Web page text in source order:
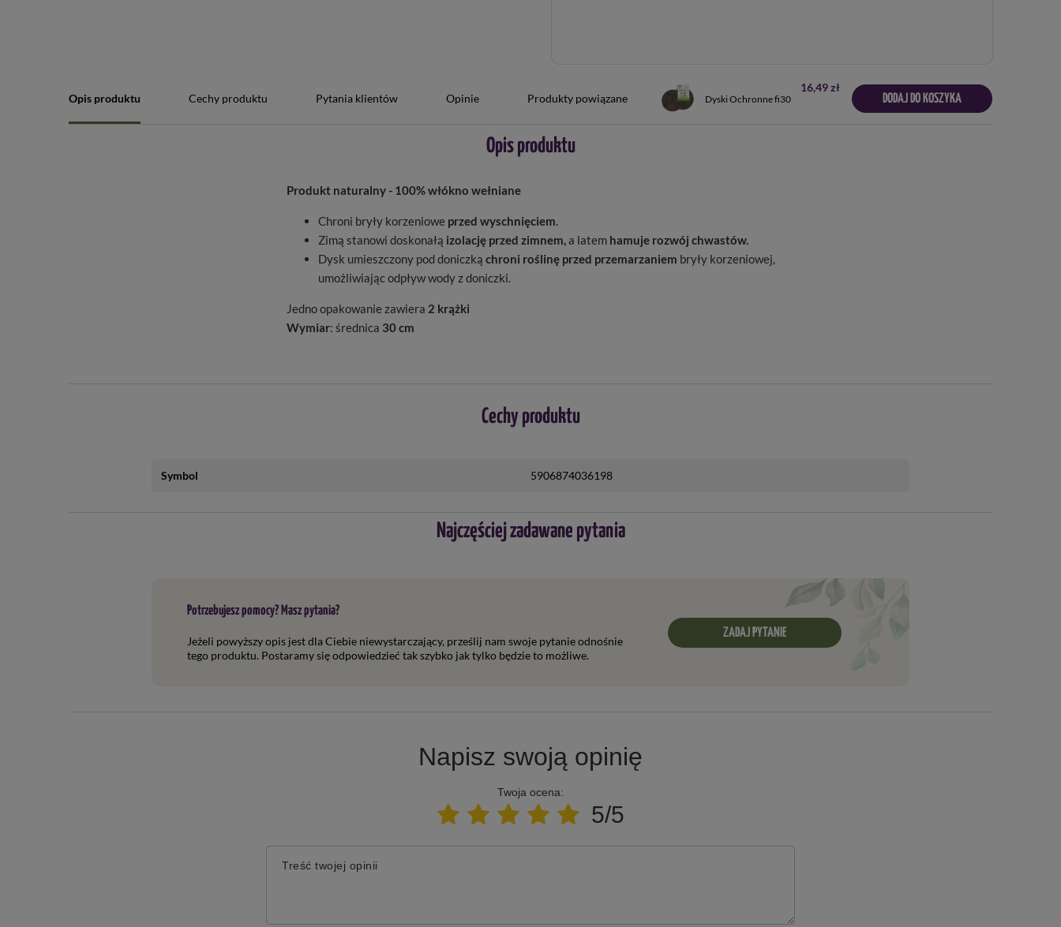
Opis produktu Cechy produktu Pytania klientów Opinie Produkty powiązane Dyski Ochronne fi30
16,49 zł
DODAJ DO KOSZYKA
Opis produktu
Produkt naturalny - 100% włókno wełniane
Chroni bryły korzeniowe przed wyschnięciem.
Zimą stanowi doskonałą izolację przed zimnem,a latem hamuje rozwój chwastów.
Dysk umieszczony pod doniczką chroni roślinę przed przemarzaniem bryły korzeniowej,
umożliwiając odpływ wody z doniczki.
Jedno opakowanie zawiera 2 krążki
Wymiar: średnica 30 cm
Cechy produktu
Symbol 5906874036198
Najczęściej zadawane pytania
Potrzebujesz pomocy? Masz pytania?
Jeżeli powyższy opis jest dla Ciebie niewystarczający, prześlij nam swoje pytanie odnośnie
tego produktu. Postaramy się odpowiedzieć tak szybko jak tylko będzie to możliwe.
ZADAJ PYTANIE
Napisz swoją opinię
Twoja ocena:
5/5
Treść twojej opinii